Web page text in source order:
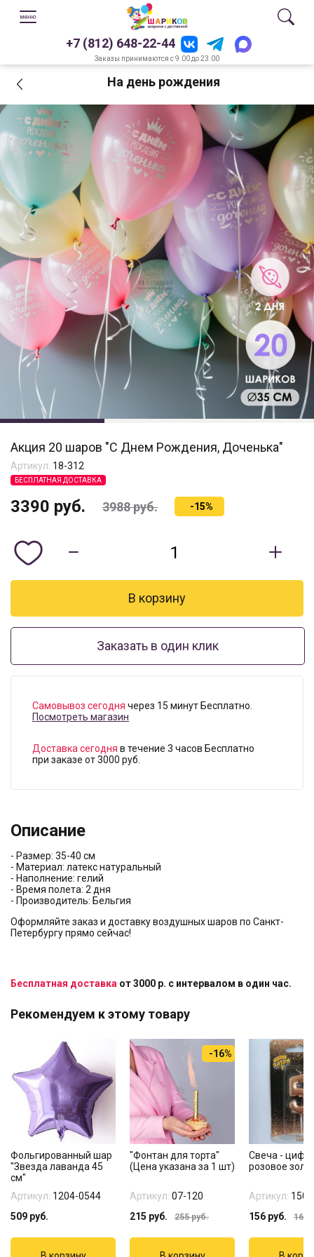
+7 (812) 648-22-44
Заказы принимаются с 9.00 до 23.00
На день рождения
Акция 20 шаров "С Днем Рождения, Доченька"
Артикул: 18-312
БЕСПЛАТНАЯ ДОСТАВКА
3390 руб. 3988руб. -15%
Заказать в один клик
Самовывоз сегодня через 15 минут Бесплатно.
Посмотреть магазин
Доставка сегодня в течение 3 часов Бесплатно
при заказе от 3000 руб.
Описание
- Размер: 35-40 см
- Материал: латекс натуральный
- Наполнение: гелий
- Время полета: 2 дня
- Производитель: Бельгия
Оформляйте заказ и доставку воздушных шаров по Санкт-
Петербургу прямо сейчас!
Бесплатная доставка от 3000 р. с интервалом в один час.
Рекомендуем к этому товару
Фольгированный шар
"Звезда лаванда 45
см"
Артикул: 1204-0544
509 руб.
-16%
"Фонтан для торта"
(Цена указана за 1 шт)
Артикул: 07-120
215 руб. 255руб.
Свеча -
розовое
Артикул:
156 руб. 165